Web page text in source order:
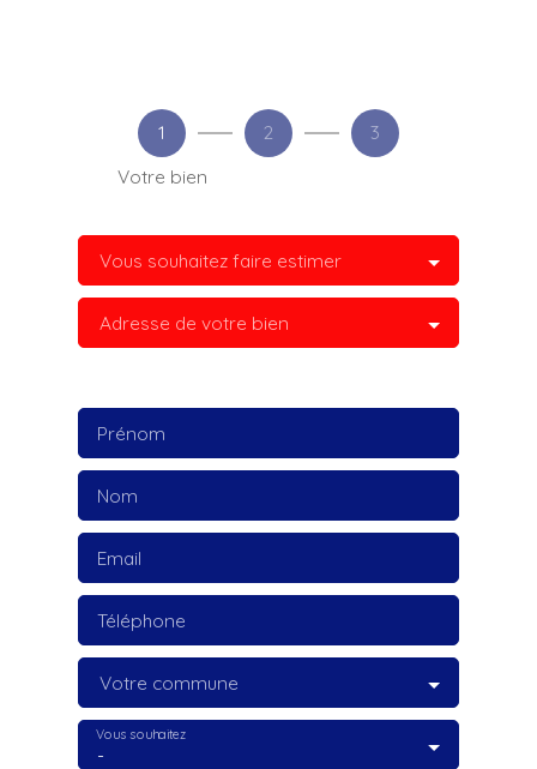
1
Votre bien
2 3
Vous souhaitez faire estimer
Adresse de votre bien
Prénom
Nom
Email
Téléphone
Votre commune
-
Vous souhaitez